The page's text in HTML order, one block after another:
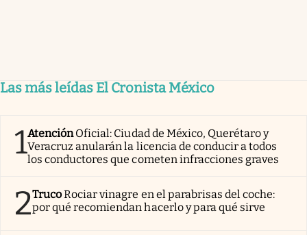
Las más leídas El Cronista México
1AtenciónOficial: Ciudad de México, Querétaro y
Veracruz anularán la licencia de conducir a todos
los conductores que cometen infracciones graves
2TrucoRociar vinagre en el parabrisas del coche:
por qué recomiendan hacerlo y para qué sirve